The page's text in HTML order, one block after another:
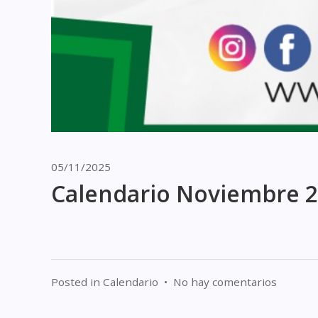
05/11/2025
Calendario Noviembre
Posted in Calendario • No hay comentarios